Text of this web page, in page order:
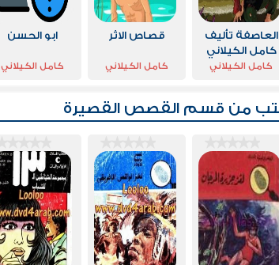
العاصفة تأليف
كامل الكيلاني
كامل الكيلاني
قصاص الاثر
كامل الكيلاني
ابو الحسن
كامل الكيلاني
من قسم القصص القصيرة